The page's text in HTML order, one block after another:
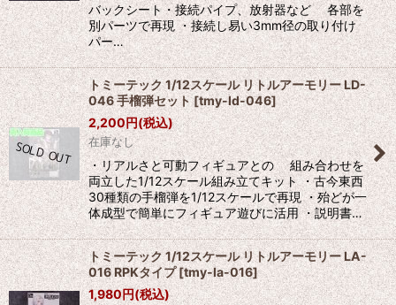
バックシート・接続パイプ、放射器など 各部を
別パーツで再現 ・接続し易い3mm径の取り付け
パー…
トミーテック 1/12スケール リトルアーモリー LD-
046 手榴弾セット [tmy-ld-046]
2,200円(税込)
在庫なし
・リアルさと可動フィギュアとの 組み合わせを
両立した1/12スケール組み立てキット ・古今東西
30種類の手榴弾を1/12スケールで再現 ・殆どが一
体成型で簡単にフィギュア遊びに活用 ・説明書…
トミーテック 1/12スケール リトルアーモリー LA-
016 RPKタイプ [tmy-la-016]
1,980円(税込)